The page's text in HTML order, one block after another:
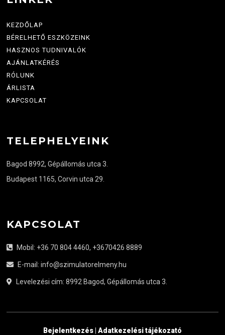
KEZDŐLAP
BÉRELHETŐ ESZKÖZEINK
HASZNOS TUDNIVALÓK
AJÁNLATKÉRÉS
RÓLUNK
ÁRLISTA
KAPCSOLAT
TELEPHELYEINK
Bagod 8992, Gépállomás utca 3.
Budapest 1165, Corvin utca 29.
KAPCSOLAT
Mobil: +36 70 804 4460, +3670426 8889
E-mail: info@szimulatorelmeny.hu
Levelezési cím: 8992 Bagod, Gépállomás utca 3.
Bejelentkezés Adatkezelési tájékozató